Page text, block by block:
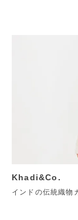
Khadi&Co.
インドの伝統織物